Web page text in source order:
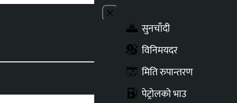
Close menu
सुनचाँदी
विनिमयदर
मिति रुपान्तरण
पेट्रोलको भाउ